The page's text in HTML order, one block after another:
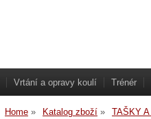
Vrtání a opravy koulí Trénér
Home Katalog zboží
TAŠKY